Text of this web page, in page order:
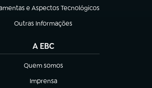
e Aspectos Tecnológicos
em nova aba)
Outras Informações
(abre em nova aba)
A EBC
Quem somos
(abre em nova aba)
Imprensa
(abre em nova aba)